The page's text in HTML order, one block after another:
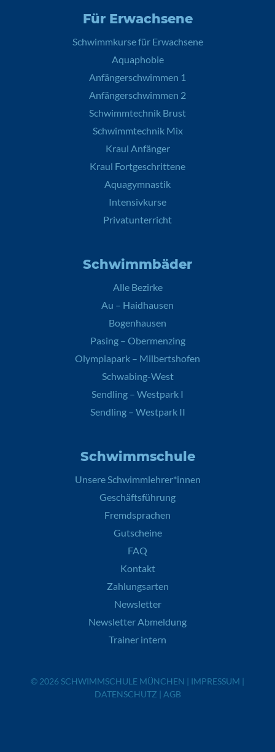
Für Erwachsene
Schwimmkurse für Erwachsene
Aquaphobie
Anfängerschwimmen 1
Anfängerschwimmen 2
Schwimmtechnik Brust
Schwimmtechnik Mix
Kraul Anfänger
Kraul Fortgeschrittene
Aquagymnastik
Intensivkurse
Privatunterricht
Schwimmbäder
Alle Bezirke
Au – Haidhausen
Bogenhausen
Pasing – Obermenzing
Olympiapark – Milbertshofen
Schwabing-West
Sendling – Westpark I
Sendling – Westpark II
Schwimmschule
Unsere Schwimmlehrer*innen
Geschäftsführung
Fremdsprachen
Gutscheine
FAQ
Kontakt
Zahlungsarten
Newsletter
Newsletter Abmeldung
Trainer intern
© 2026 SCHWIMMSCHULE MÜNCHEN | IMPRESSUM |
DATENSCHUTZ | AGB